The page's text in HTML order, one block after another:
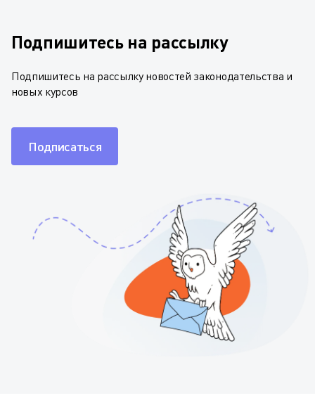
Подпишитесь на рассылку
Подпишитесь на рассылку новостей законодательства и
новых курсов
Подписаться